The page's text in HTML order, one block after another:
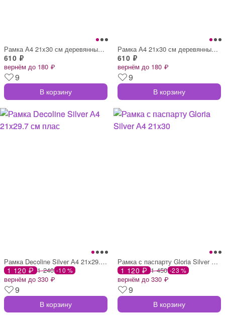
Рамка А4 21x30 см деревянный багет 15 мм
610 ₽
вернём до 180 ₽
9
В корзину
Рамка А4 21x30 см деревянный багет 16 мм
610 ₽
вернём до 180 ₽
9
В корзину
Рамка Decoline Silver А4 21x29.7 см плас
1 120 ₽ 1 240 -10 %
вернём до 330 ₽
9
В корзину
Рамка с паспарту Gloria Silver А4 21x30
1 120 ₽ 1 450 -23 %
вернём до 330 ₽
9
В корзину